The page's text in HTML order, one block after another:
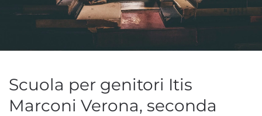
Scuola per genitori Itis
Marconi Verona, seconda